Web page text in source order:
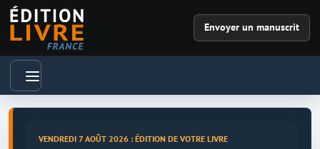
Envoyer un manuscrit
VENDREDI 7 AOÛT 2026 : ÉDITION DE VOTRE LIVRE